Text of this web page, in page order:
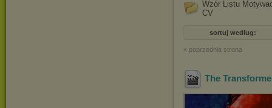
Wzór Listu
CV
sortuj według:
« poprzednia strona
The